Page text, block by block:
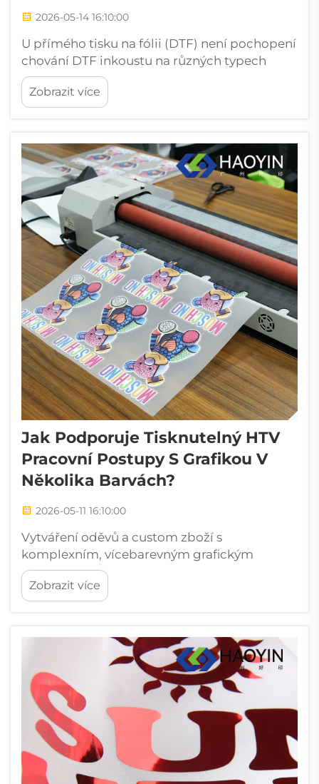
2026-05-14 16:10:00
U přímého tisku na fólii (DTF) není pochopení
chování DTF inkoustu na různých typech
látek pouze technickým zájmem – je to
rozhodující obchodní rozhodnutí. Tiskařské
provozy, dekoratéři oděvů a výrobci textilií,
Zobrazit více
Jak Podporuje Tisknutelný HTV
Pracovní Postupy S Grafikou V
Několika Barvách?
2026-05-11 16:10:00
Vytváření oděvů a custom zboží s
komplexním, vícebarevným grafickým
motivem tradičně vyžadovalo důkladné
nastavení registrace, vícevrstvé řezání vinylu
nebo nákladné síťotiskové zařízení.
že poskytuje ...
Zobrazit více